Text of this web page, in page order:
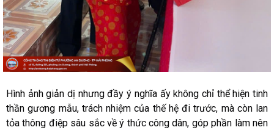
Hình ảnh giản dị nhưng đầy ý nghĩa ấy không chỉ thể hiện tinh
thần gương mẫu, trách nhiệm của thế hệ đi trước, mà còn lan
tỏa thông điệp sâu sắc về ý thức công dân, góp phần làm nên